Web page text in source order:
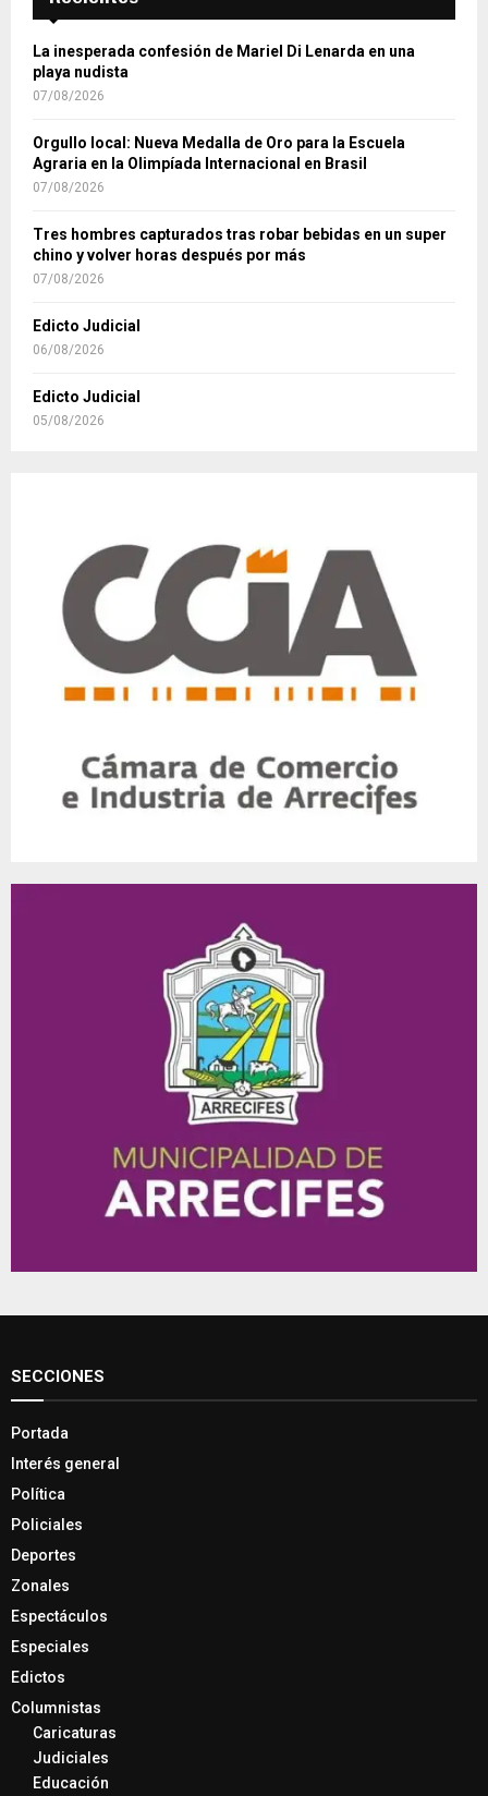
La inesperada confesión de Mariel Di Lenarda en una
playa nudista
07/08/2026
Orgullo local: Nueva Medalla de Oro para la Escuela
Agraria en la Olimpíada Internacional en Brasil
07/08/2026
Tres hombres capturados tras robar bebidas en un super
chino y volver horas después por más
07/08/2026
Edicto Judicial
06/08/2026
Edicto Judicial
05/08/2026
SECCIONES
Portada
Interés general
Política
Policiales
Deportes
Zonales
Espectáculos
Especiales
Edictos
Columnistas
Caricaturas
Judiciales
Educación